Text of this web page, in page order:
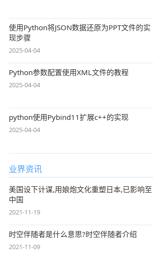
使用Python将JSON数据还原为PPT文件的实
现步骤
2025-04-04
Python参数配置使用XML文件的教程
2025-04-04
python使用Pybind11扩展c++的实现
2025-04-04
业界资讯
美国设下计谋,用娘炮文化重塑日本,已影响至
中国
2021-11-19
时空伴随者是什么意思?时空伴随者介绍
2021-11-09